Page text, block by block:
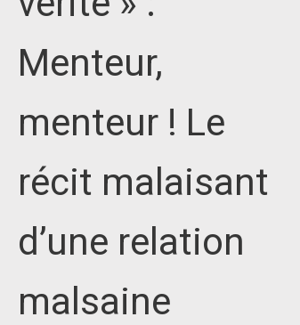
Menteur,
menteur ! Le
récit malaisant
d’une relation
malsaine